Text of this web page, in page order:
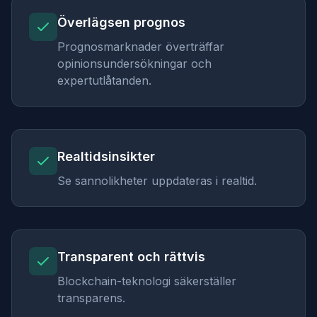
Överlägsen prognos
Prognosmarknader överträffar
opinionsundersökningar och
expertutlåtanden.
Realtidsinsikter
Se sannolikheter uppdateras i realtid.
Transparent och rättvis
Blockchain-teknologi säkerställer
transparens.